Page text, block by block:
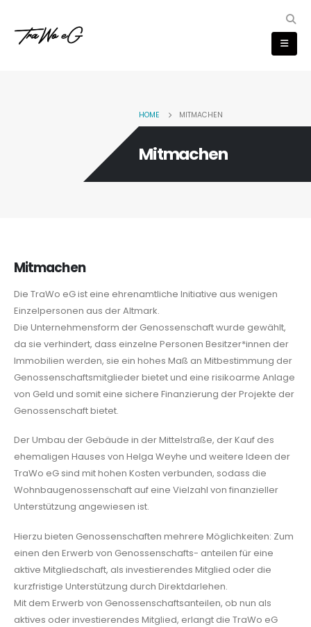
HOME MITMACHEN
Mitmachen
Mitmachen
Die TraWo eG ist eine ehrenamtliche Initiative aus wenigen
Einzelpersonen aus der Altmark.
Die Unternehmensform der Genossenschaft wurde gewählt,
da sie verhindert, dass einzelne Personen Besitzer*innen der
Immobilien werden, sie ein hohes Maß an Mitbestimmung der
Genossenschaftsmitglieder bietet und eine risikoarme Anlage
von Geld und somit eine sichere Finanzierung der Projekte der
Genossenschaft bietet.
Der Umbau der Gebäude in der Mittelstraße, der Kauf des
ehemaligen Hauses von Helga Weyhe und weitere Ideen der
TraWo eG sind mit hohen Kosten verbunden, sodass die
Wohnbaugenossenschaft auf eine Vielzahl von finanzieller
Unterstützung angewiesen ist.
Hierzu bieten Genossenschaften mehrere Möglichkeiten: Zum
einen den Erwerb von Genossenschafts- anteilen für eine
aktive Mitgliedschaft, als investierendes Mitglied oder die
kurzfristige Unterstützung durch Direktdarlehen.
Mit dem Erwerb von Genossenschaftsanteilen, ob nun als
aktives oder investierendes Mitglied, erlangt die TraWo eG